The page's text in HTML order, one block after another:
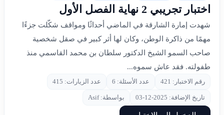
اختبار تجريبي 2 نهاية الفصل الأول
شهدت إمارة الشارقة في الماضي أحداثًا ومواقف شكّلت جزءًا
مهمًا من ذاكرة الوطن، وكان لها أثر كبير في صقل شخصية
صاحب السمو الشيخ الدكتور سلطان بن محمد القاسمي منذ
طفولته. فقد عاش سموه...
رقم الاختبار: 421 عدد الأسئلة: 6 عدد الزيارات: 415
تاريخ الإضافة: 2025-12-03 بواسطة: Asif